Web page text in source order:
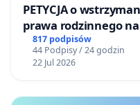
PETYCJA o
817 podpisów
44 Podpisy / 24 godzin
22 Jul 2026